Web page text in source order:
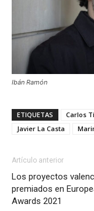
Ibán Ramón
ETIQUETAS Carlos
Javier La Casta
Artículo anterior
Los proyectos
premiados en
Awards 2021